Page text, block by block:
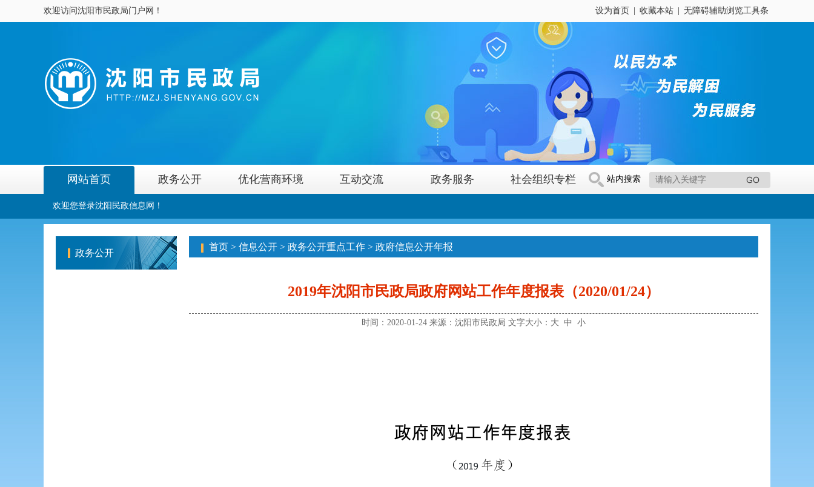
欢迎访问沈阳市民政局门户网！ 设为首页 收藏本站 无障碍辅助浏览工具条
网站首页 政务公开 优化营商环境 互动交流 政务服务 社会组织专栏
欢迎您登录沈阳民政信息网！
站内搜索
政务公开
首页 > 信息公开 > 政务公开重点工作 > 政府信息公开年报
2019年沈阳市民政局政府网站工作年度报表（2020/01/24）
时间：2020-01-24 来源：沈阳市民政局 文字大小： 大 中 小